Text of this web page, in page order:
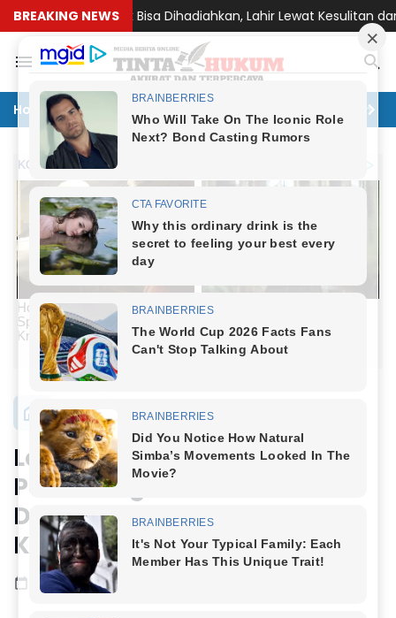
BREAKING NEWS
Tak Bisa Dihadiahkan, Lahir Lewat Kesulitan dan
Home Politik Lingkungan
Politik
Lagi-lagi SPS Solidkan
Pemenangan JIMAD SAKTEH
Dan Maulidur Rosul Di
Kecamatan Camplong
Oktober 09, 2024